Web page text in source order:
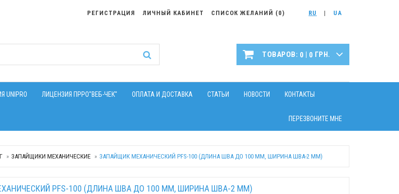
UA
|
RU
СПИСОК ЖЕЛАНИЙ (0)
ЛИЧНЫЙ КАБИНЕТ
РЕГИСТРАЦИЯ
ТОВАРОВ: 0 | 0 ГРН.
UNIPRO ЛИЦЕНЗИЯ ПРРО"ВЕБ-ЧЕК" ОПЛАТА И ДОСТАВКА СТАТЬИ НОВОСТИ КОНТАКТЫ
ПЕРЕЗВОНИТЕ МНЕ
ЗАПАЙЩИКИ МЕХАНИЧЕСКИЕ ЗАПАЙЩИК МЕХАНИЧЕСКИЙ PFS-100 (ДЛИНА ШВА ДО 100 ММ, ШИРИНА ШВА-2 ММ)
PFS-100 (ДЛИНА ШВА ДО 100 ММ, ШИРИНА ШВА-2 ММ)